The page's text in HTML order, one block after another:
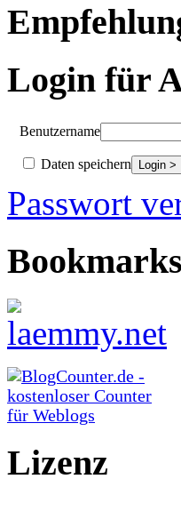
Login für
Benutzername
Daten speichern
Passwort
Bookmarks
Lizenz